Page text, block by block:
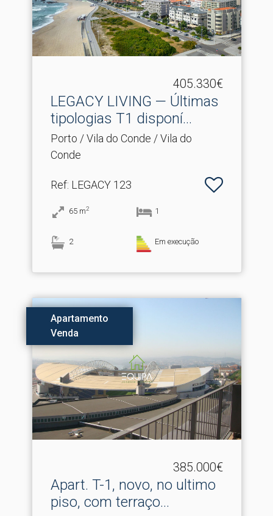
405.330€
LEGACY LIVING — Últimas
tipologias T1 disponí.​..
Porto / Vila do Conde / Vila do
Conde
Ref: LEGACY 123
65 m2 1
2 Em execução
Apartamento
Venda
385.000€
Apart.​ T-1, novo, no ultimo
piso, com terraço...